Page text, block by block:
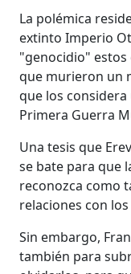
La polémica
extinto Imperio
"genocidio" estos
que murieron un
que los considera
Primera Guerra
Una tesis que
se bate para que
reconozca como
relaciones con
Sin embargo,
también para